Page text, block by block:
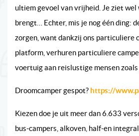
ultiem gevoel van vrijheid. Je ziet
brengt… Echter, mis je nog één ding:
zorgen, want dankzij ons particuliere
platform, verhuren particuliere
voertuig aan reislustige mensen
Droomcamper gespot? https://
Kiezen doe je uit meer dan 6.633
bus-campers, alkoven, half-en